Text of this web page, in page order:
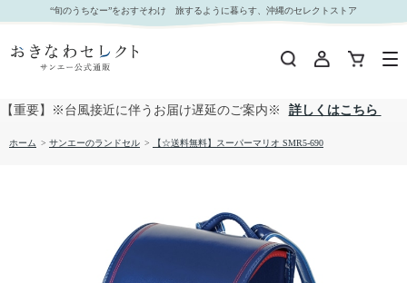
【☆送料無料】スーパーマリオ SMR5-690｜おきなわセレクト サンエー公式通販
“旬のうちなー”をおすそわけ 旅するように暮らす、沖縄のセレクトストア
【重要】※台風接近に伴うお届け遅延のご案内※ 詳しくはこちら
ホーム > サンエーのランドセル > 【☆送料無料】スーパーマリオ SMR5-690